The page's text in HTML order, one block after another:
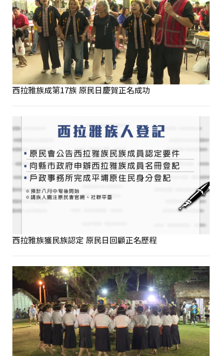
西拉雅族成第17族 原民日慶賀正名成功
西拉雅族獲民族認定 原民日回顧正名歷程